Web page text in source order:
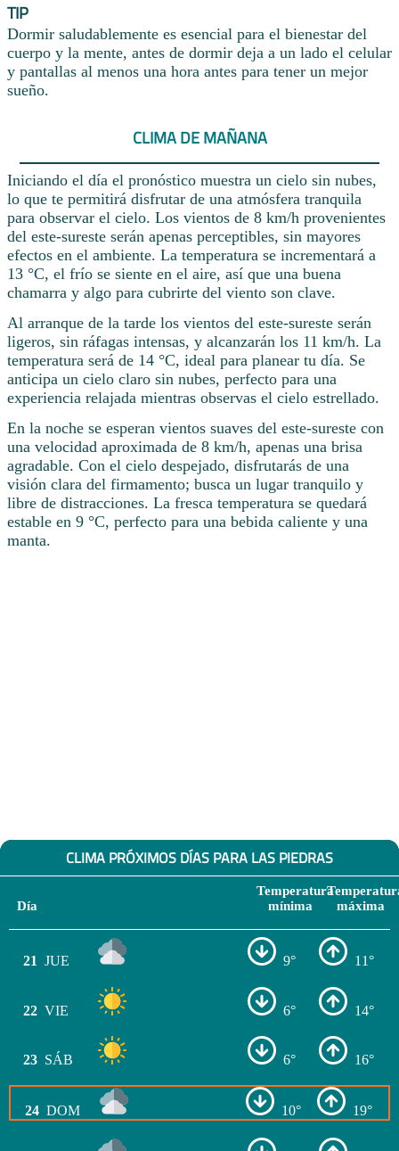
TIP
Dormir saludablemente es esencial para el bienestar del
cuerpo y la mente, antes de dormir deja a un lado el celular
y pantallas al menos una hora antes para tener un mejor
sueño.
CLIMA DE MAÑANA
Iniciando el día el pronóstico muestra un cielo sin nubes,
lo que te permitirá disfrutar de una atmósfera tranquila
para observar el cielo. Los vientos de 8 km/h provenientes
del este-sureste serán apenas perceptibles, sin mayores
efectos en el ambiente. La temperatura se incrementará a
13 °C, el frío se siente en el aire, así que una buena
chamarra y algo para cubrirte del viento son clave.
Al arranque de la tarde los vientos del este-sureste serán
ligeros, sin ráfagas intensas, y alcanzarán los 11 km/h. La
temperatura será de 14 °C, ideal para planear tu día. Se
anticipa un cielo claro sin nubes, perfecto para una
experiencia relajada mientras observas el cielo estrellado.
En la noche se esperan vientos suaves del este-sureste con
una velocidad aproximada de 8 km/h, apenas una brisa
agradable. Con el cielo despejado, disfrutarás de una
visión clara del firmamento; busca un lugar tranquilo y
libre de distracciones. La fresca temperatura se quedará
estable en 9 °C, perfecto para una bebida caliente y una
manta.
CLIMA PRÓXIMOS DÍAS PARA LAS PIEDRAS
Día
Temperatura
mínima
máxima
21 JUE 9° 11°
22 VIE 6° 14°
23 SÁB 6° 16°
24 DOM 10° 19°